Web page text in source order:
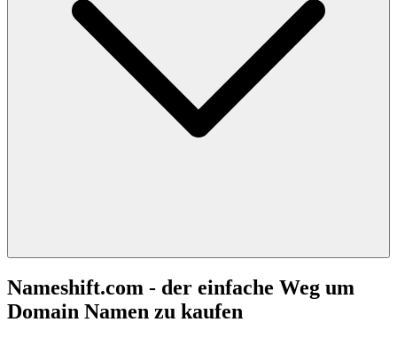
Nameshift.com - der einfache Weg um
Domain Namen zu kaufen